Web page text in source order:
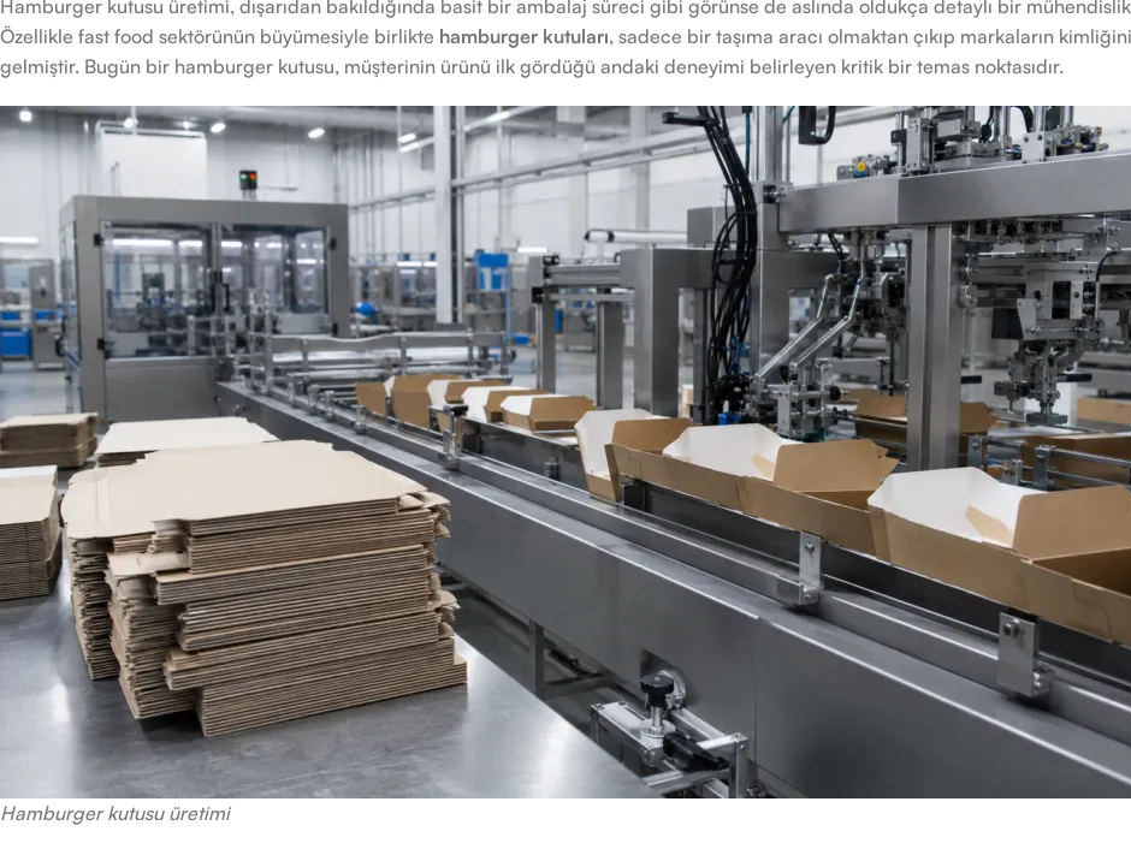
Hamburger kutusu üretimi, dışarıdan bakıldığında basit bir ambalaj süreci gibi görünse de aslında oldukça detaylı bir
Özellikle fast food sektörünün büyümesiyle birlikte hamburger kutuları, sadece bir taşıma aracı olmaktan çıkıp markaların
gelmiştir. Bugün bir hamburger kutusu, müşterinin ürünü ilk gördüğü andaki deneyimi belirleyen kritik bir temas noktasıdır.
Hamburger kutusu üretimi